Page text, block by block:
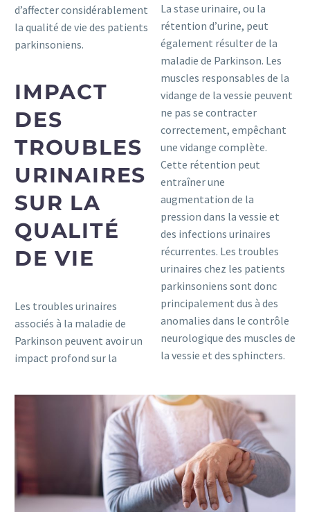
d’affecter considérablement
la qualité de vie des patients
parkinsoniens.
IMPACT
DES
TROUBLES
URINAIRES
SUR LA
QUALITÉ
DE VIE
Les troubles urinaires
associés à la maladie de
Parkinson peuvent avoir un
impact profond sur la
La stase urinaire, ou la
rétention d’urine, peut
également résulter de la
maladie de Parkinson. Les
muscles responsables de la
vidange de la vessie peuvent
ne pas se contracter
correctement, empêchant
une vidange complète.
Cette rétention peut
entraîner une
augmentation de la
pression dans la vessie et
des infections urinaires
récurrentes. Les troubles
urinaires chez les patients
parkinsoniens sont donc
principalement dus à des
anomalies dans le contrôle
neurologique des muscles de
la vessie et des sphincters.